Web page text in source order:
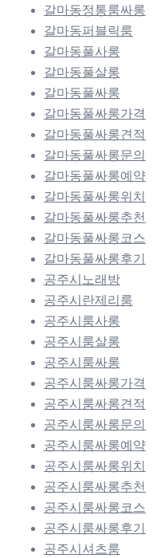
갈마동정통룸싸롱
갈마동퍼블릭룸
갈마동풀사롱
갈마동풀살롱
갈마동풀싸롱
갈마동풀싸롱가격
갈마동풀싸롱견적
갈마동풀싸롱문의
갈마동풀싸롱예약
갈마동풀싸롱위치
갈마동풀싸롱추천
갈마동풀싸롱코스
갈마동풀싸롱후기
공주시노래방
공주시란제리룸
공주시룸사롱
공주시룸살롱
공주시룸싸롱
공주시룸싸롱가격
공주시룸싸롱견적
공주시룸싸롱문의
공주시룸싸롱예약
공주시룸싸롱위치
공주시룸싸롱추천
공주시룸싸롱코스
공주시룸싸롱후기
공주시셔츠룸